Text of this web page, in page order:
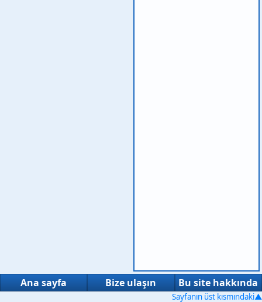
Ana sayfa Bize ulaşın Bu site hakkında
Sayfanın üst kısmındaki▲